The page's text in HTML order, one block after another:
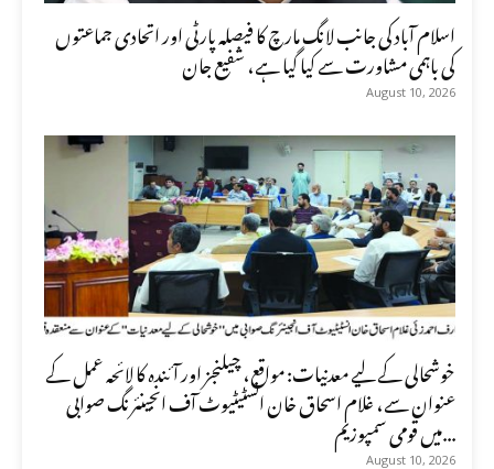
اسلام آباد کی جانب لانگ مارچ کا فیصلہ پارٹی اور اتحادی جماعتوں
کی باہمی مشاورت سے کیا گیا ہے، شفیع جان
August 10, 2026
خوشحالی کے لیے معدنیات: مواقع، چیلنجز اور آئندہ کا لائحہ عمل کے
عنوان سے، غلام اسحاق خان انسٹیٹیوٹ آف انجینئرنگ صوابی
میں قومی سمپوزیم...
August 10, 2026